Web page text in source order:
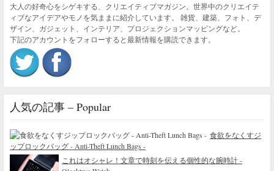
大人の好奇心をシゲキする、クリエイティブマガジン。世界中のクリエイテ
ィブなアイデアやモノを気ままに紹介しています。 雑貨、建築、フォト、デ
ザイン、ガジェット、インテリア、プロジェクションマッピングなど。
下記のアカウントをフォローすると最新情報を購読できます。
人気の記事 – Popular
食欲をなくすジ
ップロックバッグ - Anti-Theft Lunch Bags -
これはオシャレ！文章で時刻を伝える個性的な腕時計 -